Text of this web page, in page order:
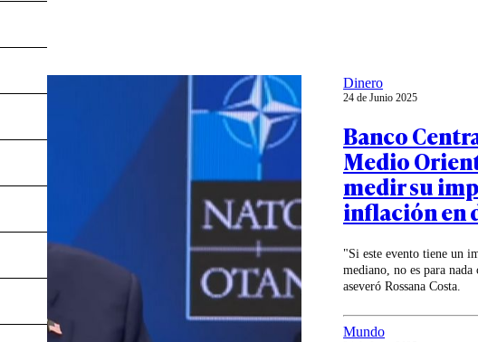
Dinero
24 de Junio 2025
Banco
Medio
medir su
inflación en
"Si este evento tiene un
mediano, no es para
aseveró Rossana Costa.
Mundo